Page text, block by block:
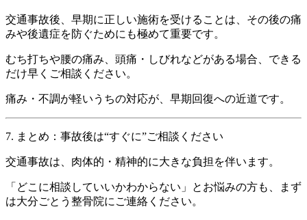
交通事故後、早期に正しい施術を受けることは、その後の痛
みや後遺症を防ぐためにも極めて重要です。
むち打ちや腰の痛み、頭痛・しびれなどがある場合、できる
だけ早くご相談ください。
痛み・不調が軽いうちの対応が、早期回復への近道です。
7. まとめ：事故後は“すぐに”ご相談ください
交通事故は、肉体的・精神的に大きな負担を伴います。
「どこに相談していいかわからない」とお悩みの方も、まず
は大分ごとう整骨院にご連絡ください。